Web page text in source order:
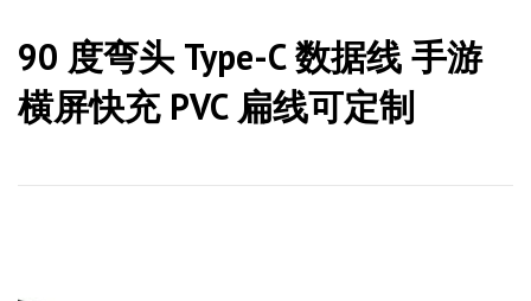
90 度弯头 Type-C 数据线 手游
横屏快充 PVC 扁线可定制